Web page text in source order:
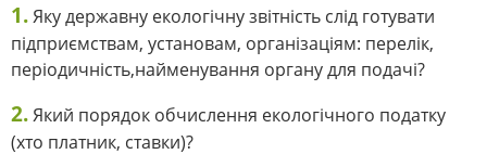
1.Яку державну екологічну звітність слід готувати
підприємствам, установам, організаціям: перелік,
періодичність,найменування органу для подачі?
2.Який порядок обчислення екологічного податку
(хто платник, ставки)?